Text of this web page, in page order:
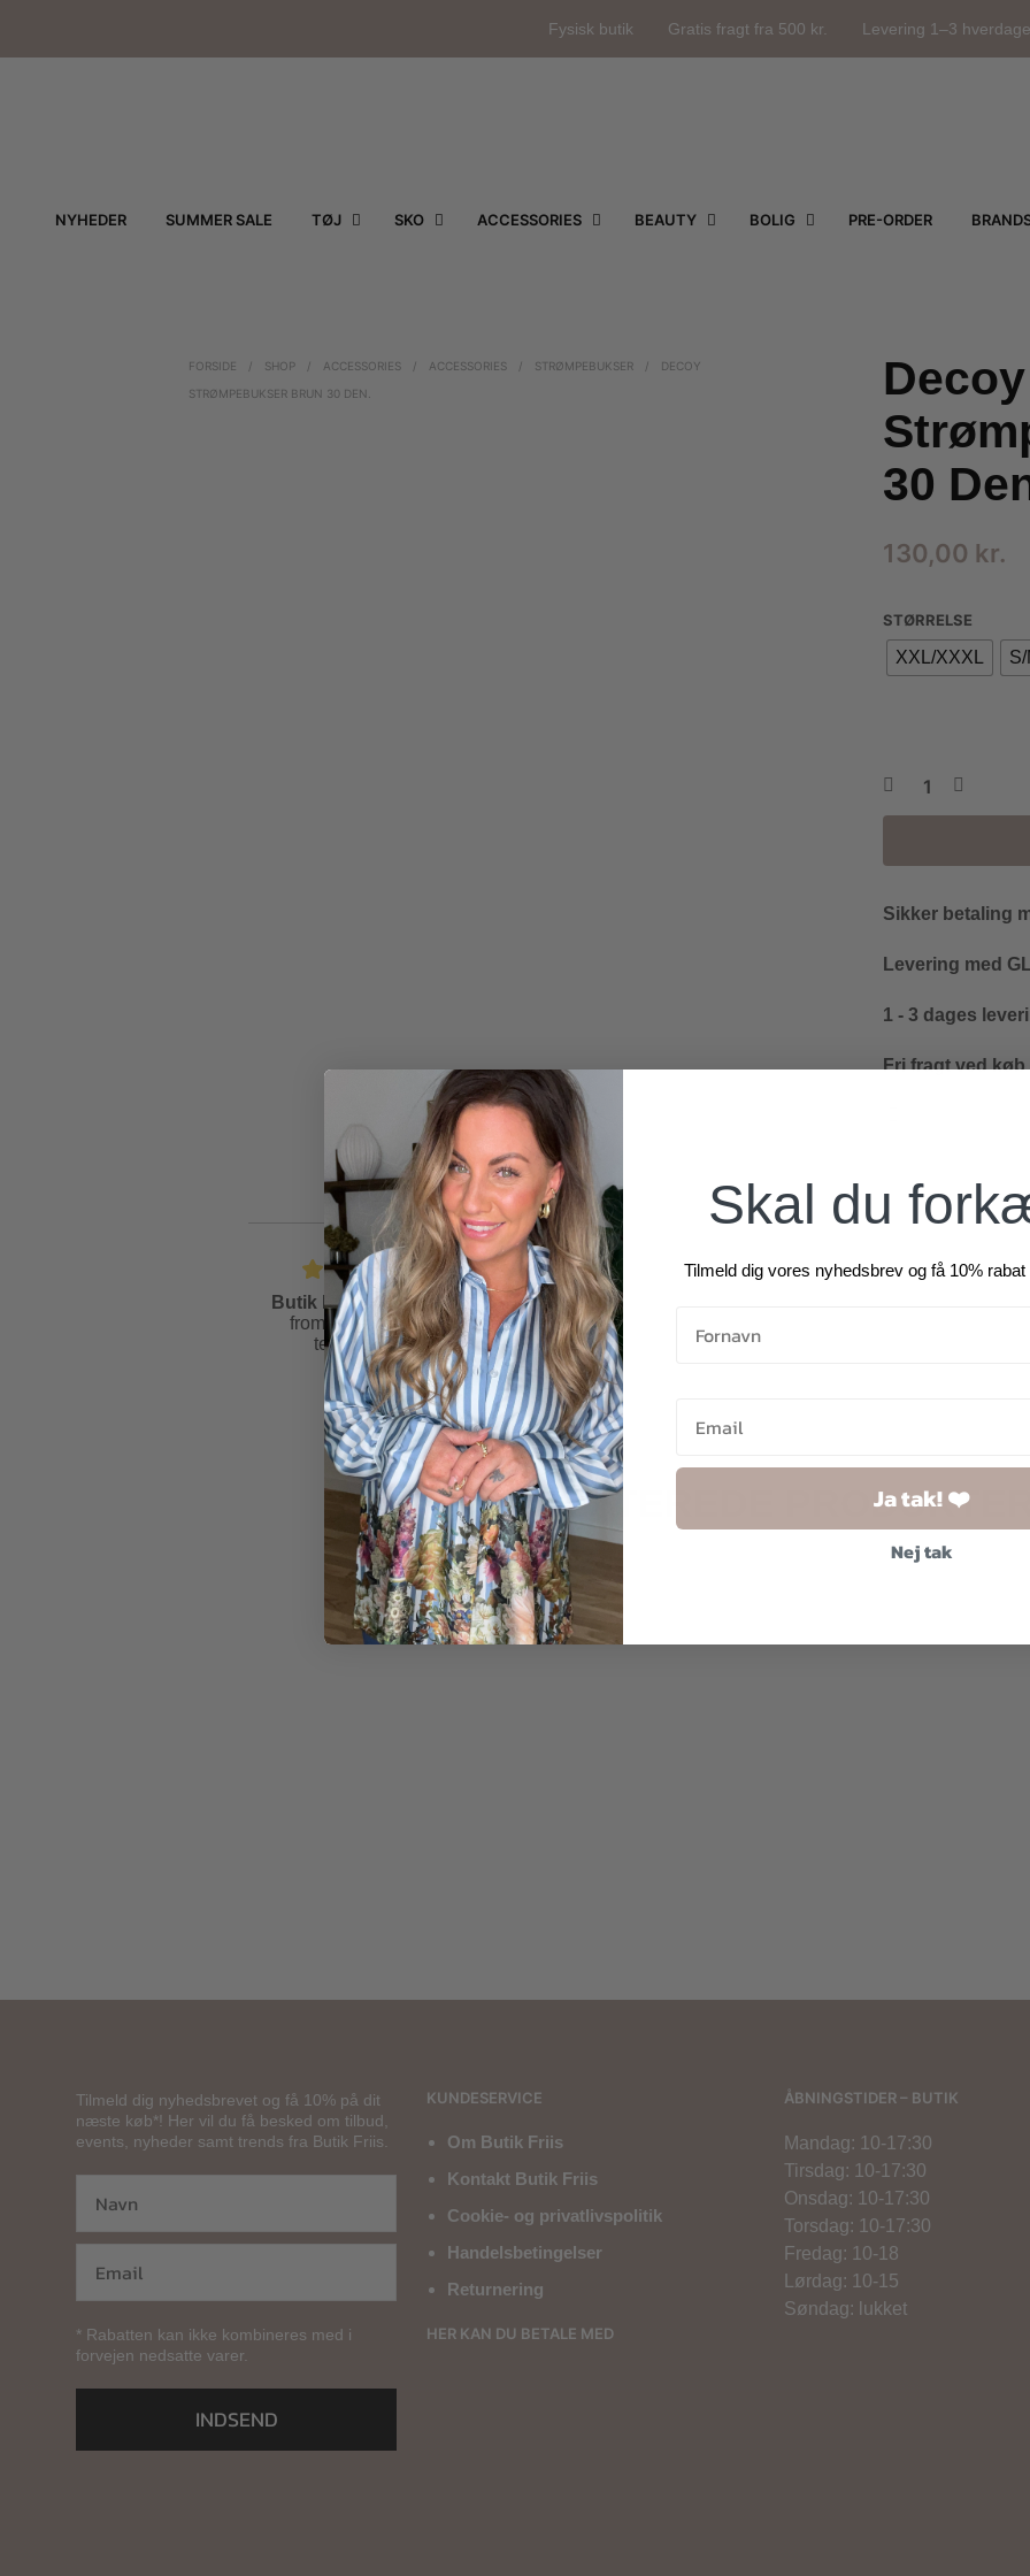
Fysisk butik Gratis fragt fra 500 kr. Levering 1–3 hverdage
NYHEDER SUMMER SALE TØJ SKO ACCESSORIES BEAUTY BOLIG PRE-ORDER
FORSIDE / SHOP / ACCESSORIES / ACCESSORIES / STRØMPEBUKSER /
DECOY
STRØMPEBUKSER BRUN 30 DEN.
Decoy
30
130,00 kr.
STØRRELSE
XXL/XXXL S/
Sikker betaling
Levering med
1 - 3 dages
Fri fragt ved køb
Butik Friisis rated4.6
from81reviews &
testimonials
RELATEREDE PRODUKTER
Tilmeld dig nyhedsbrevet og få 10% på dit
næste køb*! Her vil du få besked om tilbud,
events, nyheder samt trends fra Butik Friis.
* Rabatten kan ikke kombineres med i
forvejen nedsatte varer.
INDSEND
KUNDESERVICE
Om Butik Friis
Kontakt Butik Friis
Cookie- og privatlivspolitik
Handelsbetingelser
Returnering
HER KAN DU BETALE MED
ÅBNINGSTIDER – BUTIK
Mandag: 10-17:30
Tirsdag: 10-17:30
Onsdag: 10-17:30
Torsdag: 10-17:30
Fredag: 10-18
Lørdag: 10-15
Søndag: lukket
Skal du
Tilmeld dig vores nyhedsbrev og få 10%
Ja tak! ❤️
Nej tak